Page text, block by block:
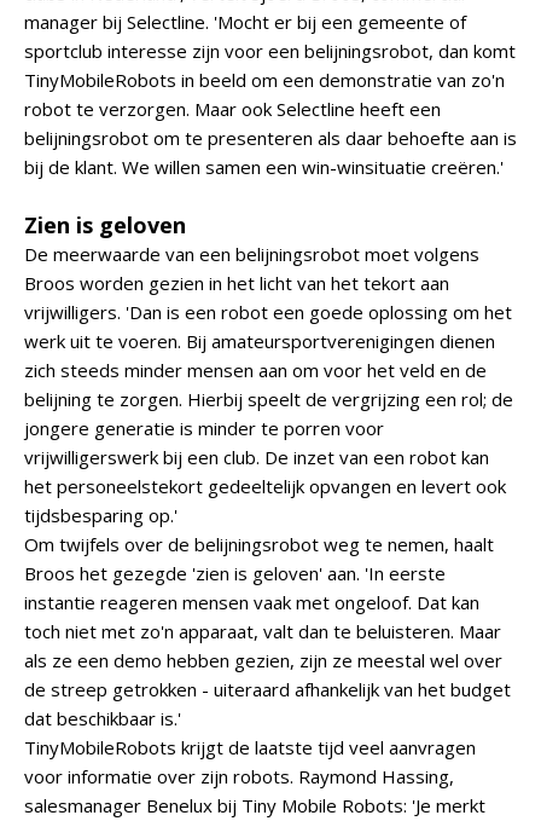
manager bij Selectline. 'Mocht er bij een gemeente of
sportclub interesse zijn voor een belijningsrobot, dan komt
TinyMobileRobots in beeld om een demonstratie van zo'n
robot te verzorgen. Maar ook Selectline heeft een
belijningsrobot om te presenteren als daar behoefte aan is
bij de klant. We willen samen een win-winsituatie creëren.'
Zien is geloven
De meerwaarde van een belijningsrobot moet volgens
Broos worden gezien in het licht van het tekort aan
vrijwilligers. 'Dan is een robot een goede oplossing om het
werk uit te voeren. Bij amateursportverenigingen dienen
zich steeds minder mensen aan om voor het veld en de
belijning te zorgen. Hierbij speelt de vergrijzing een rol; de
jongere generatie is minder te porren voor
vrijwilligerswerk bij een club. De inzet van een robot kan
het personeelstekort gedeeltelijk opvangen en levert ook
tijdsbesparing op.'
Om twijfels over de belijningsrobot weg te nemen, haalt
Broos het gezegde 'zien is geloven' aan. 'In eerste
instantie reageren mensen vaak met ongeloof. Dat kan
toch niet met zo'n apparaat, valt dan te beluisteren. Maar
als ze een demo hebben gezien, zijn ze meestal wel over
de streep getrokken - uiteraard afhankelijk van het budget
dat beschikbaar is.'
TinyMobileRobots krijgt de laatste tijd veel aanvragen
voor informatie over zijn robots. Raymond Hassing,
salesmanager Benelux bij Tiny Mobile Robots: 'Je merkt